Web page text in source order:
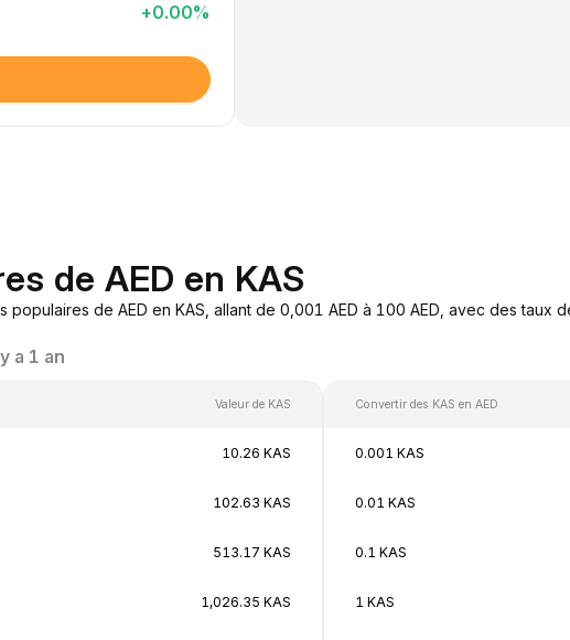
+0.00%
de AED en KAS
de AED en KAS, allant de 0,001 AED à 100 AED, avec des taux
a 1 an
Valeur de KAS
10.26 KAS
102.63 KAS
513.17 KAS
1,026.35 KAS
Convertir des KAS en AED
0.001 KAS
0.01 KAS
0.1 KAS
1 KAS